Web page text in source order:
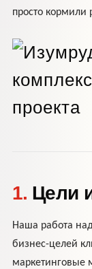
просто
1. Цели
Наша работа
бизнес-целей
маркетинговые